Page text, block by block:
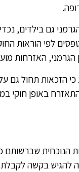
גם בילדים,
לפי הוראות
הגרמני,
שנחקק לא מכבר (אוגוסט 2021)
ממנו להתאזרח באופן
הנוכחית שברשותם
להגיש בקשה